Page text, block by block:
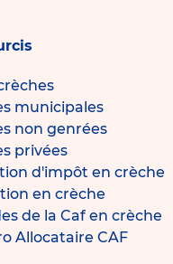
municipales
non genrées
privées
d'impôt en crèche
en crèche
de la Caf en crèche
Allocataire CAF